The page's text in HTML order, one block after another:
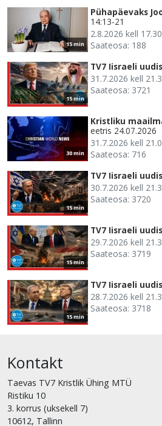
15 min
Pühapäevaks
14:13-21
2.8.2026 kell 17.30
Saateosa: 188
15 min
TV7 Iisraeli
31.7.2026 kell
Saateosa: 3721
30 min
Kristliku
eetris 24.07.2026
31.7.2026 kell
Saateosa: 716
15 min
TV7 Iisraeli
30.7.2026 kell
Saateosa: 3720
15 min
TV7 Iisraeli
29.7.2026 kell
Saateosa: 3719
15 min
TV7 Iisraeli
28.7.2026 kell
Saateosa: 3718
Kontakt
Taevas TV7 Kristlik Ühing MTÜ
Ristiku 10
3. korrus (uksekell 7)
10612, Tallinn